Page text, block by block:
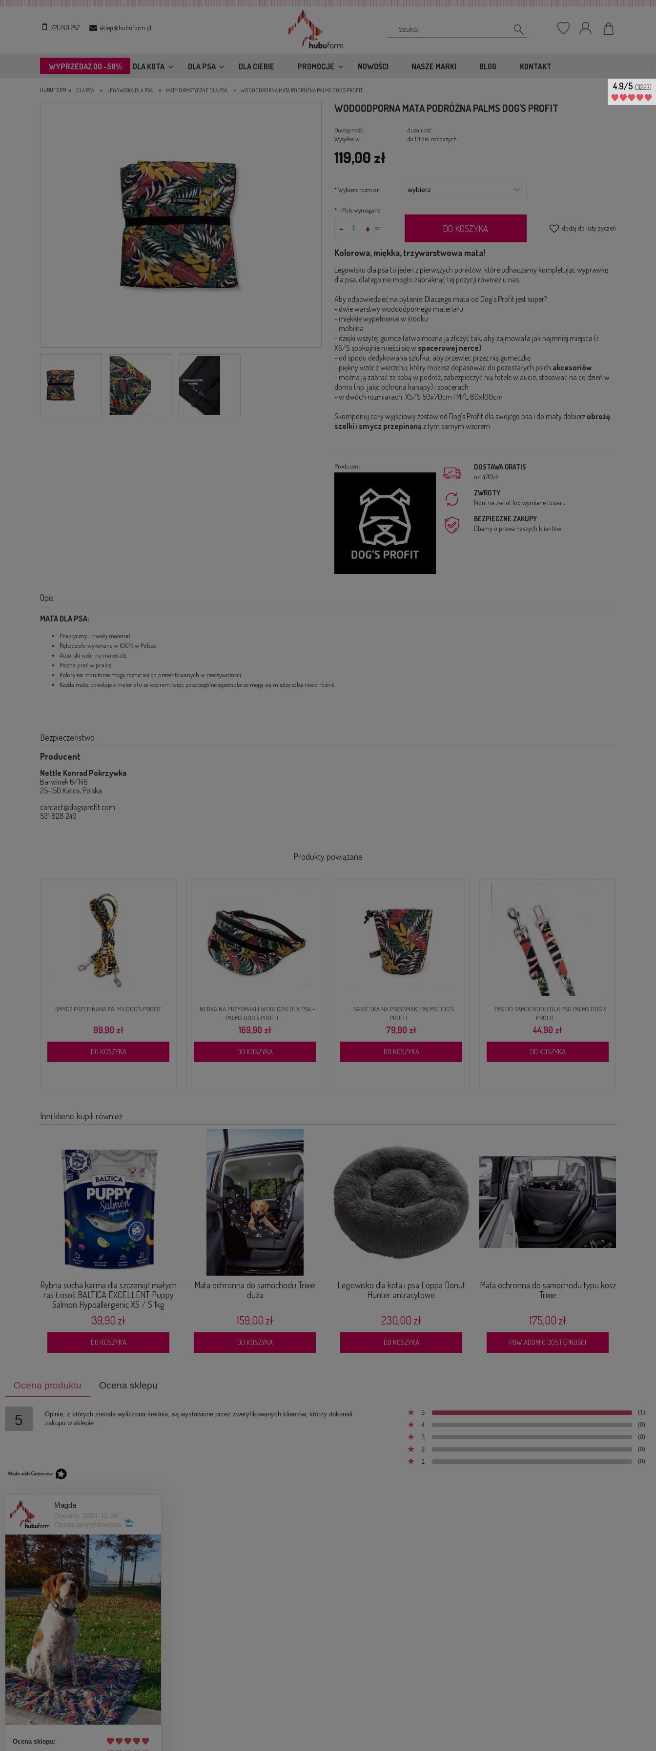
721 240 257 sklep@hubuform.pl
WYPRZEDAŻ DO -50% DLA KOTA DLA PSA DLA CIEBIE PROMOCJE NOWOŚCI NASZE MARKI BLOG KONTAKT
HUBUFORM » DLA PSA » LEGOWISKA DLA PSA » MATY TURYSTYCZNE DLA PSA » WODOODPORNA MATA PODRÓŻNA PALMS DOG'S PROFIT
WODOODPORNA MATA PODRÓŻNA PALMS DOG'S PROFIT
Dostępność:
duża ilość
Wysyłka w:
do 10 dni roboczych
119,00 zł
*Wybierz rozmiar:
*- Pole wymagane
+
- szt. DO KOSZYKA dodaj do listy życzeń
Kolorowa, miękka, trzywarstwowa mata!
Legowisko dla psa to jeden z pierwszych punktów, które odhaczamy kompletując wyprawkę
dla psa, dlatego nie mogło zabraknąć tej pozycji również u nas.
Aby odpowiedzieć na pytanie: Dlaczego mata od Dog's Profit jest super?
- dwie warstwy wodoodpornego materiału
- miękkie wypełnienie w środku
- mobilna
- dzięki wszytej gumce łatwo można ją złożyć tak, aby zajmowała jak najmniej miejsca (r.
XS/S spokojnie mieści się w spacerowej nerce)
- od spodu dedykowana szlufka, aby przewlec przez nią gumeczkę
- piękny wzór z wierzchu, który możesz dopasować do pozostałych psich akcesoriów
- można ją zabrać ze sobą w podróż, zabezpieczyć nią fotele w aucie, stosować na co dzień w
domu (np. jako ochrona kanapy) i spacerach
- w dwóch rozmiarach: XS/S 50x70cm i M/L 80x100cm
Skomponuj cały wyjściowy zestaw od Dog's Profit dla swojego psa i do maty dobierz obrożę,
szelki i smycz przepinaną z tym samym wzorem
Producent:
DOSTAWA GRATIS
od 499zł
ZWROTY
14dni na zwrot lub wymianę towaru
BEZPIECZNE ZAKUPY
Dbamy o prawa naszych klientów
Opis
MATA DLA PSA:
Praktyczny i trwały materiał.
Rękodzieło wykonane w 100% w Polsce.
Autorski wzór na materiale.
Można prać w pralce.
Kolory na monitorze mogą różnić się od prezentowanych w rzeczywistości.
Każda mata powstaje z materiału ze wzorem, więc poszczególne egzemplarze mogą się między sobą nieco różnić.
Bezpieczeństwo
Producent
Nettle Konrad Pokrzywka
Barwinek 6/146
25-150 Kielce, Polska
contact@dogsprofit.com
531 828 249
Produkty powiązane
SMYCZ PRZEPINANA PALMS DOG'S PROFIT
99,90 zł
DO KOSZYKA
NERKA NA PRZYSMAKI I WORECZKI DLA PSA –
PALMS DOG'S PROFIT
169,90 zł
DO KOSZYKA
SASZETKA NA PRZYSMAKI PALMS DOG'S
PROFIT
79,90 zł
DO KOSZYKA
PAS DO SAMOCHODU DLA PSA PALMS DOG'S
PROFIT
44,90 zł
DO KOSZYKA
Inni klienci kupili również
Rybna sucha karma dla szczeniąt małych
ras Łosoś BALTICA EXCELLENT Puppy
Salmon Hypoallergenic XS / S 1kg
39,90 zł
DO KOSZYKA
Mata ochronna do samochodu Trixie
duża
159,00 zł
DO KOSZYKA
Legowisko dla kota i psa Loppa Donut
Hunter antracytowe
230,00 zł
DO KOSZYKA
Mata ochronna do samochodu typu kosz
Trixie
175,00 zł
POWIADOM O DOSTĘPNOŚCI
Mięciutkie legowisko dla psa/kota Biglo
Cobe Hexagon Mokka
249,90 zł
DO KOSZYKA
Ocena produktu Ocena sklepu
5
Opinie, z których została wyliczona średnia, są wystawione przez zweryfikowanych klientów, którzy dokonali
zakupu w sklepie.
5 (1)
4 (0)
3 (0)
2 (0)
1 (0)
Magda
Dodano: 2024-11-06
Opinia zweryfikowana
Ocena sklepu:
4.9/5 (3253)